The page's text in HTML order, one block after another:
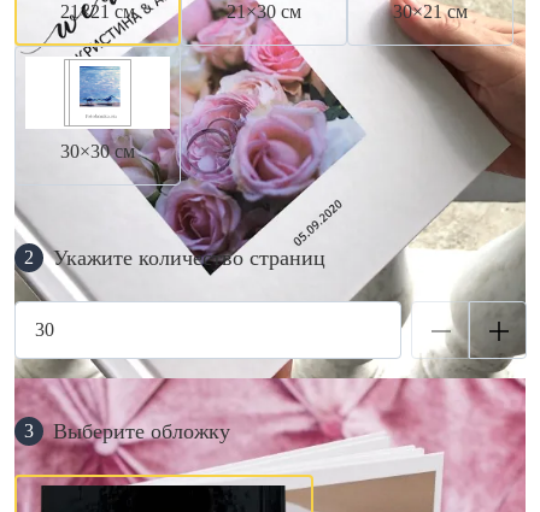
21×21 см 21×30 см 30×21 см
30×30 см
2 Укажите количество страниц
3 Выберите обложку